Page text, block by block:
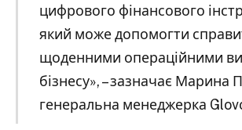
цифрового фінансового
який може допомогти
щоденними операційними
бізнесу», – зазначає Марина
генеральна менеджерка